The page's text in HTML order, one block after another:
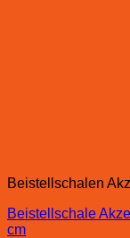
Beistellschalen
Beistellschale
cm